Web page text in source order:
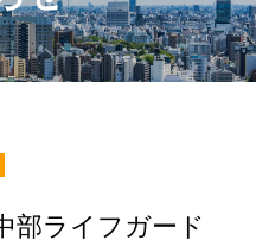
部ライフガード